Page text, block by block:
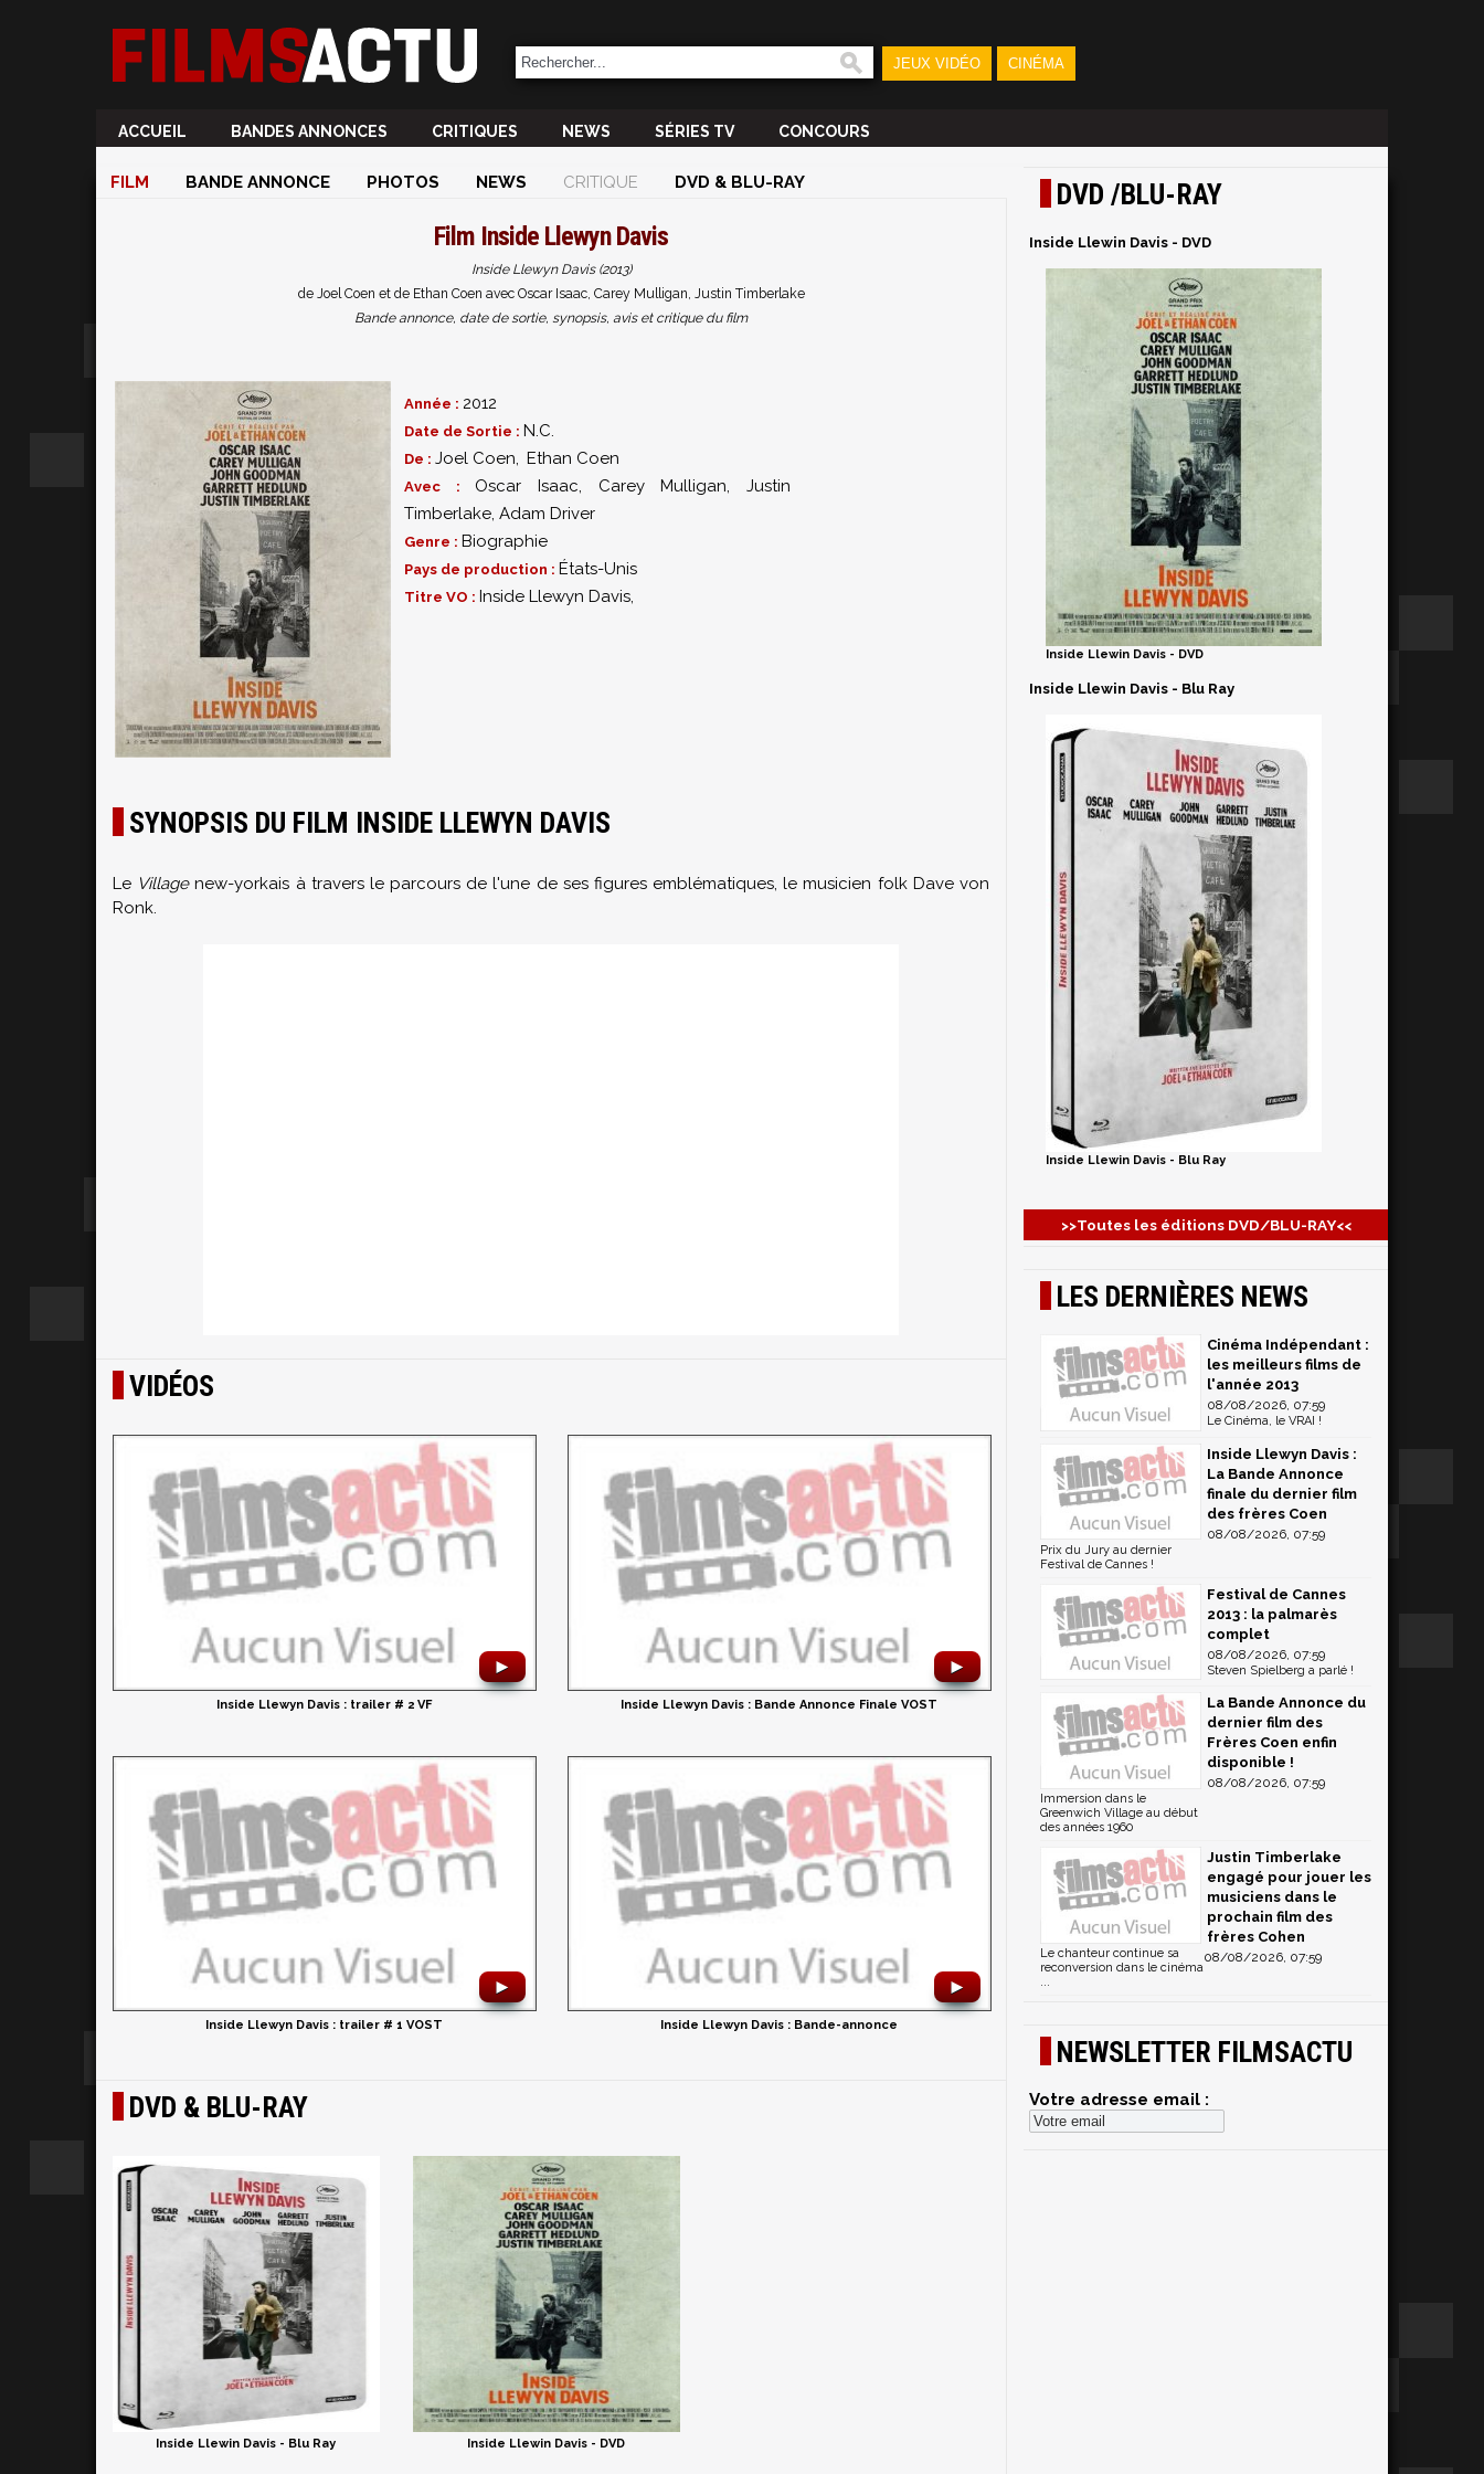
JEUX VIDÉO CINÉMA
ACCUEIL BANDES ANNONCES CRITIQUES NEWS SÉRIES TV CONCOURS
FILM BANDE ANNONCE PHOTOS NEWS CRITIQUE DVD & BLU-RAY
Film Inside Llewyn Davis
Inside Llewyn Davis (2013)
de Joel Coen et de Ethan Coen avec Oscar Isaac, Carey Mulligan, Justin Timberlake
Bande annonce, date de sortie, synopsis, avis et critique du film
Année : 2012
Date de Sortie : N.C.
De : Joel Coen, Ethan Coen
Avec : Oscar Isaac, Carey Mulligan,Justin
Timberlake, Adam Driver
Genre : Biographie
Pays de production : États-Unis
Titre VO : Inside Llewyn Davis,
SYNOPSIS DU FILM INSIDE LLEWYN DAVIS
Le Villagenew-yorkais à travers le parcours de l'une de ses figures emblématiques, le musicien folk Dave von
Ronk.
VIDÉOS
►
Inside Llewyn Davis : trailer # 2 VF
►
Inside Llewyn Davis : Bande Annonce Finale VOST
►
Inside Llewyn Davis : trailer # 1 VOST
►
Inside Llewyn Davis : Bande-annonce
DVD & BLU-RAY
Inside Llewin Davis - Blu Ray Inside Llewin Davis - DVD
DVD /BLU-RAY
Inside Llewin Davis - DVD
Inside Llewin Davis - DVD
Inside Llewin Davis - Blu Ray
Inside Llewin Davis - Blu Ray
>>Toutes les éditions DVD/BLU-RAY<<
LES DERNIÈRES NEWS
Cinéma Indépendant :
les meilleurs films de
l'année 2013
08/08/2026, 07:59
Le Cinéma, le VRAI !
Inside Llewyn Davis :
La Bande Annonce
finale du dernier film
des frères Coen
08/08/2026, 07:59
Prix du Jury au dernier
Festival de Cannes !
Festival de Cannes
2013 : la palmarès
complet
08/08/2026, 07:59
Steven Spielberg a parlé !
La Bande Annonce du
dernier film des
Frères Coen enfin
disponible !
08/08/2026, 07:59
Immersion dans le
Greenwich Village au début
des années 1960
Justin Timberlake
engagé pour jouer les
musiciens dans le
prochain film des
frères Cohen
08/08/2026, 07:59
Le chanteur continue sa
reconversion dans le cinéma
...
NEWSLETTER FILMSACTU
Votre adresse email :